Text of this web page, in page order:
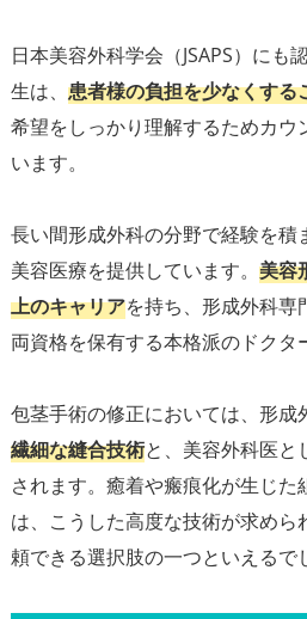
日本美容外科学会（JSAPS）にも
生は、 患者様の負担を少なくする
希望をしっかり理解するためカウ
います。
長い間形成外科の分野で経験を積
美容医療を提供しています。 美容
上のキャリアを持ち、形成外科専
両資格を保有する本格派のドクタ
包茎手術の修正においては、形成
繊細な縫合技術と、美容外科医と
されます。癒着や瘢痕化が生じ
は、こうした高度な技術が求め